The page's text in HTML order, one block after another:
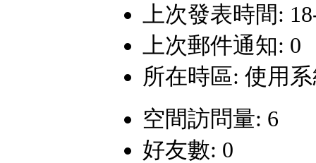
上次發表時間:
上次郵件通知: 0
所在時區: 使用
空間訪問量: 6
好友數: 0